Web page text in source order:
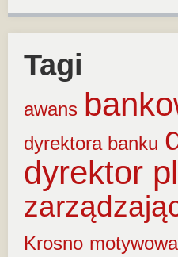
Tagi
awans
dyrektora banku
dyrektor
Krosno